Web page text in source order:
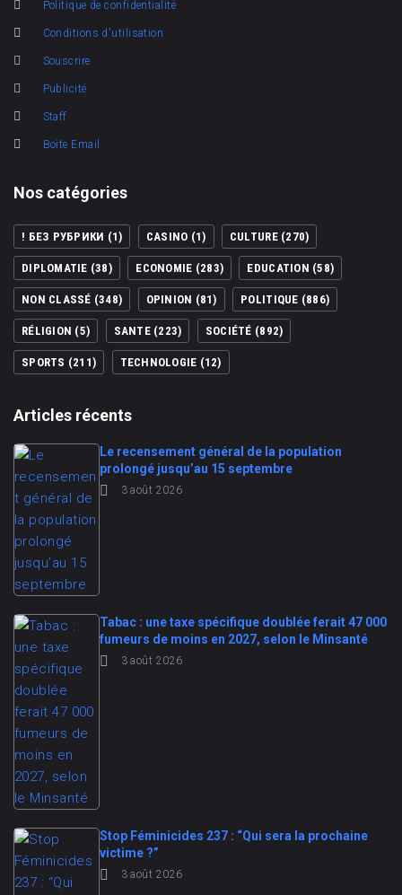
Politique de confidentialité
Conditions d'utilisation
Souscrire
Publicité
Staff
Boite Email
Nos catégories
! БЕЗ РУБРИКИ (1) CASINO (1) CULTURE(270)
DIPLOMATIE (38) ECONOMIE (283) EDUCATION (58)
NON CLASSÉ (348) OPINION (81) POLITIQUE (886)
RÉLIGION (5) SANTE(223) SOCIÉTÉ (892)
SPORTS (211) TECHNOLOGIE (12)
Articles récents
Le recensement général de la population
prolongé jusqu’au 15 septembre
3 août 2026
Tabac : une taxe spécifique doublée ferait 47 000
fumeurs de moins en 2027, selon le Minsanté
3 août 2026
Stop Féminicides 237 : “Qui sera la prochaine
victime ?”
3 août 2026